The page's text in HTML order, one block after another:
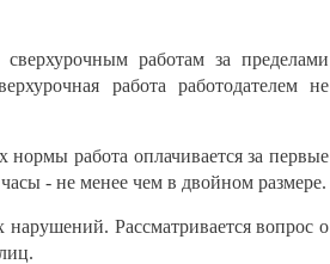
работам за пределами
работа работодателем не
работа оплачивается за первые
- не менее чем в двойном размере.
Рассматривается вопрос о